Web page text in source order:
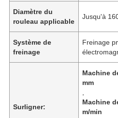
Diamètre du
rouleau applicable
Jusqu'à
Système de
freinage
Freinage
Surligner:
Machine
mm
Machine
m/min